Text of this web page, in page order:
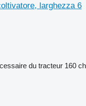
larghezza 6
du tracteur 160 ch